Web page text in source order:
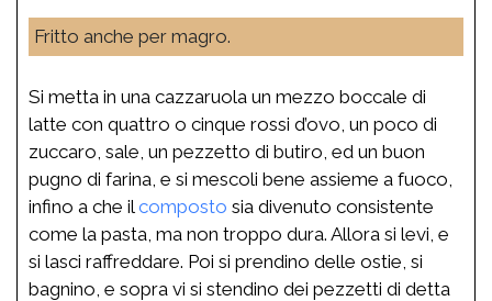
Fritto anche per magro.
Si metta in una cazzaruola un mezzo boccale di
latte con quattro o cinque rossi d’ovo, un poco di
zuccaro, sale, un pezzetto di butiro, ed un buon
pugno di farina, e si mescoli bene assieme a fuoco,
infino a che ilcomposto sia divenuto consistente
come la pasta, ma non troppo dura. Allora si levi, e
si lasci raffreddare. Poi si prendino delle ostie, si
bagnino, e sopra vi si stendino dei pezzetti di detta